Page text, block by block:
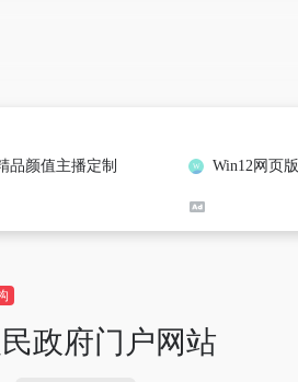
品颜值主播定制 Win12网页版
政府门户网站